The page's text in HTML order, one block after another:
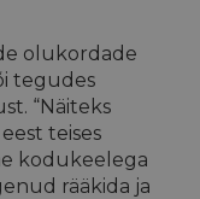
olukordade
tegudes
“Näiteks
teises
kodukeelega
rääkida ja